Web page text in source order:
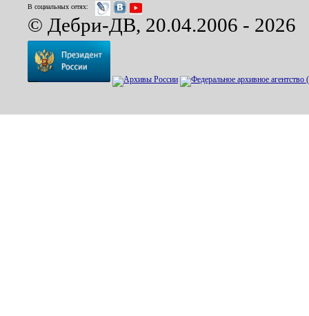
В социальных сетях:
© Дебри-ДВ, 20.04.2006 - 2026